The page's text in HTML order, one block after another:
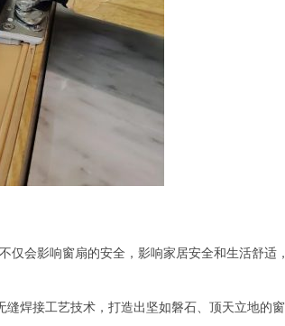
仅会影响窗扇的安全，影响家居安全和生活舒适
焊接工艺技术，打造出坚如磐石、顶天立地的